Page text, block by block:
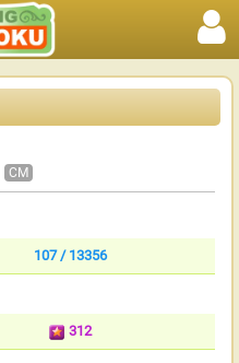
CM
107 / 13356
312